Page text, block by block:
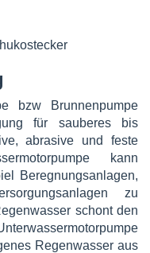
bzw Brunnenpumpe
für sauberes bis
abrasive und feste
kann
Beregnungsanlagen,
zu
schont den
Regenwasser aus